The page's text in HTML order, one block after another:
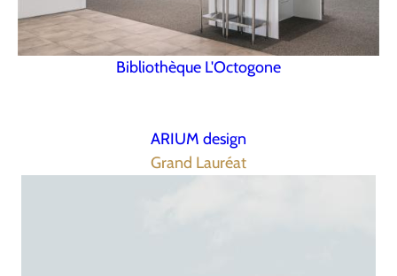
Bibliothèque L'Octogone
ARIUM design
Grand Lauréat